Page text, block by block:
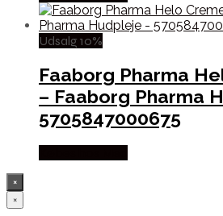
Udsalg 10%
Faaborg Pharma
– Faaborg Pharma
5705847000675
×
×